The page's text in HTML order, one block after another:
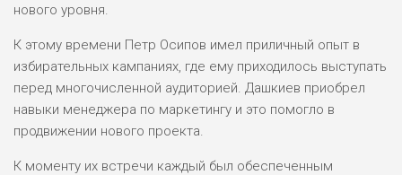
нового уровня.
К этому времени Петр Осипов имел приличный опыт в
избирательных кампаниях, где ему приходилось выступать
перед многочисленной аудиторией. Дашкиев приобрел
навыки менеджера по маркетингу и это помогло в
продвижении нового проекта.
К моменту их встречи каждый был обеспеченным